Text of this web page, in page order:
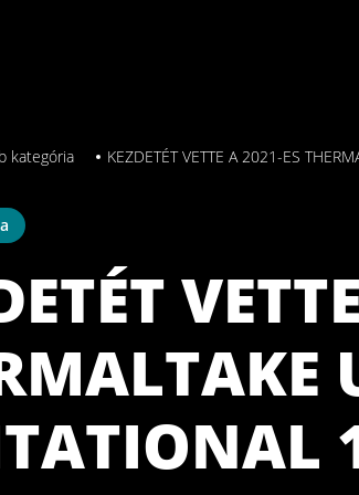
kategória KEZDETÉT VETTE A 2021-ES